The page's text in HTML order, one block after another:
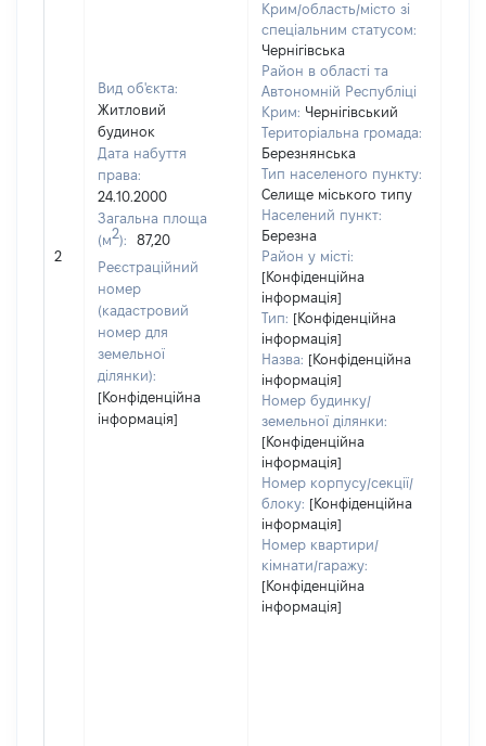
2
Вид об'єкта:
Житловий
будинок
Дата набуття
права:
24.10.2000
Загальна площа
(м2):
87,20
Реєстраційний
номер
(кадастровий
номер для
земельної
ділянки):
[Конфіденційна
інформація]
Крим/область/місто зі
спеціальним статусом:
Чернігівська
Район в області та
Автономній Республіці
Крим: Чернігівський
Територіальна громада:
Березнянська
Тип населеного пункту:
Селище міського типу
Населений пункт:
Березна
Район у місті:
[Конфіденційна
інформація]
Тип: [Конфіденційна
інформація]
Назва: [Конфіденційна
інформація]
Номер будинку/
земельної ділянки:
[Конфіденційна
інформація]
Номер корпусу/секції/
блоку: [Конфіденційна
інформація]
Номер квартири/
кімнати/гаражу:
[Конфіденційна
інформація]